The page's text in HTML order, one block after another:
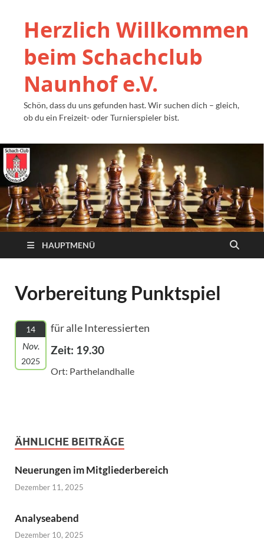
Herzlich Willkommen
beim Schachclub
Naunhof e.V.
Schön, dass du uns gefunden hast. Wir suchen dich – gleich,
ob du ein Freizeit- oder Turnierspieler bist.
HAUPTMENÜ
Vorbereitung Punktspiel
14
Nov.
2025
für alle Interessierten
Zeit: 19.30
Ort: Parthelandhalle
ÄHNLICHE BEITRÄGE
Neuerungen im Mitgliederbereich
Dezember 11, 2025
Analyseabend
Dezember 10, 2025